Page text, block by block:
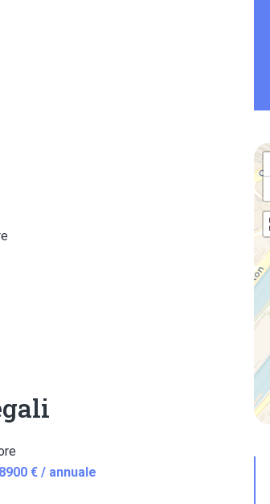
8900 € / annuale